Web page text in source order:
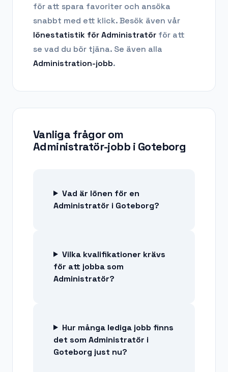
för att spara favoriter och ansöka
snabbt med ett klick. Besök även vår
lönestatistik förAdministratör för att
se vad du bör tjäna. Se även alla
Administration-jobb.
Vanliga frågor om
Administratör-jobb i Goteborg
Vad är lönen för en
Administratör i Goteborg?
Vilka kvalifikationer krävs
för att jobba som
Administratör?
Hur många lediga jobb finns
det som Administratör i
Goteborg just nu?